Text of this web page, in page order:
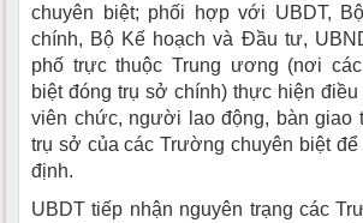
chuyên biệt; phối hợp với UBDT,
chính, Bộ Kế hoạch và Đầu tư,
phố trực thuộc Trung ương (nơi
biệt đóng trụ sở chính) thực hiện
viên chức, người lao động, bàn giao
trụ sở của các Trường chuyên biệt
định.
UBDT tiếp nhận nguyên trạng các